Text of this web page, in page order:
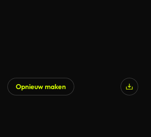
Opnieuw maken